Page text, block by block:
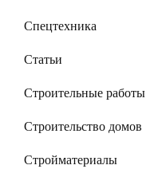
Спецтехника
Статьи
Строительные работы
Строительство домов
Стройматериалы